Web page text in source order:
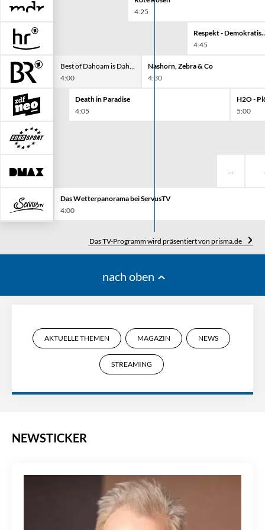
4:25
Respekt -
4:45
Best of Dahoam is Dahoam!
4:00
Nashorn, Zebra & Co
4:30
Death in Paradise
4:05
5:00
Das Wetterpanorama bei ServusTV
4:00
Das TV-Programm wird präsentiert von prisma.de
nach oben
AKTUELLE THEMEN MAGAZIN NEWS
STREAMING
NEWSTICKER